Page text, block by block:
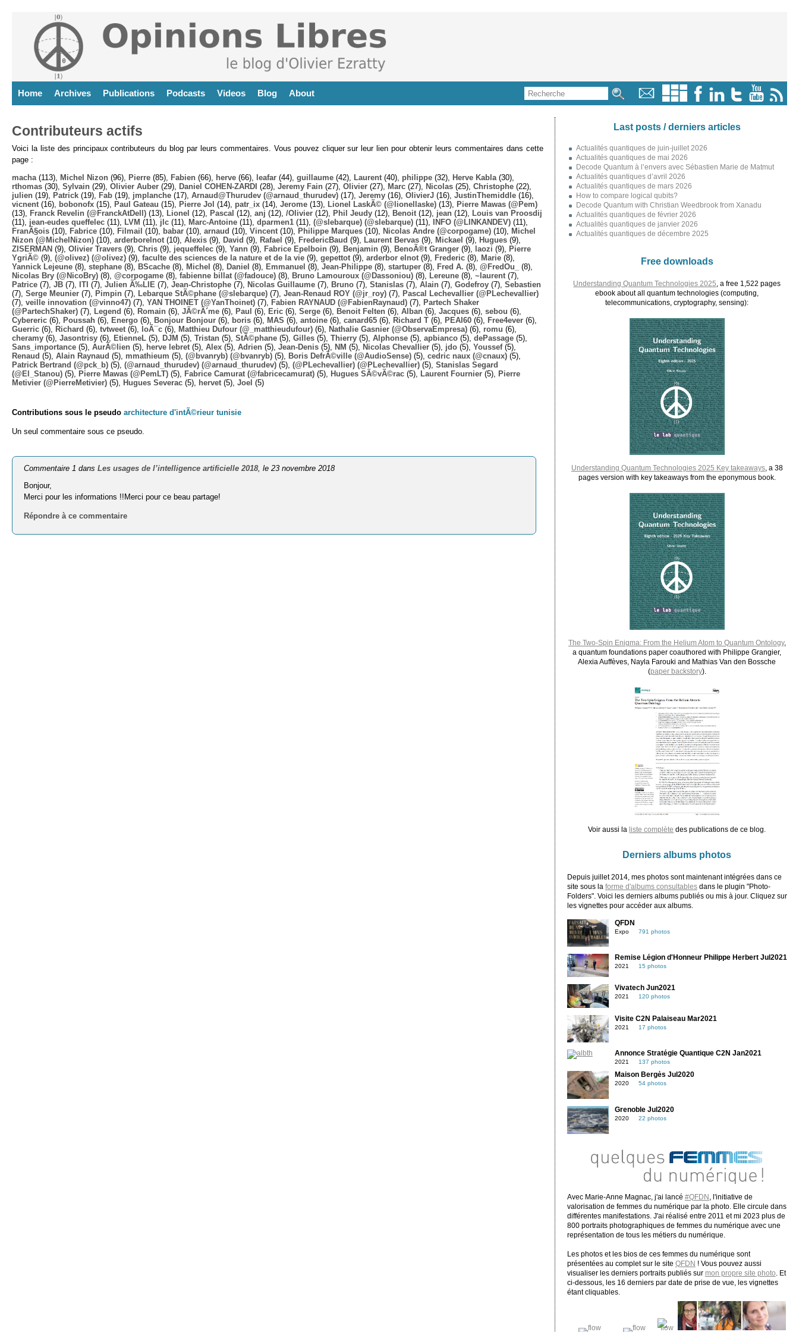
Home Archives Publications Podcasts Videos Blog About
Contributeurs actifs
Voici la liste des principaux contributeurs du blog par leurs commentaires. Vous pouvez cliquer sur leur lien pour obtenir leurs commentaires dans cette
page :
macha (113), Michel Nizon (96), Pierre (85), Fabien (66), herve (66), leafar (44), guillaume (42), Laurent (40), philippe (32), Herve Kabla (30),
rthomas (30), Sylvain (29), Olivier Auber (29), Daniel COHEN-ZARDI (28), Jeremy Fain (27), Olivier (27), Marc (27), Nicolas (25), Christophe (22),
julien (19), Patrick (19), Fab (19), jmplanche (17), Arnaud@Thurudev (@arnaud_thurudev) (17), Jeremy (16), OlivierJ (16), JustinThemiddle (16),
vicnent (16), bobonofx (15), Paul Gateau (15), Pierre Jol (14), patr_ix (14), Jerome (13), Lionel LaskÃ© (@lionellaske) (13),
Pierre Mawas (@Pem)
(13),
Franck Revelin (@FranckAtDell) (13), Lionel (12), Pascal (12), anj (12), /Olivier (12), Phil Jeudy (12), Benoit (12), jean (12),
Louis van Proosdij
(11), jean-eudes queffelec (11), LVM (11), jlc (11), Marc-Antoine (11), dparmen1 (11), (@slebarque) (@slebarque) (11), INFO (@LINKANDEV) (11),
FranÃ§ois (10), Fabrice (10), Filmail (10), babar (10), arnaud (10), Vincent (10), Philippe Marques (10), Nicolas Andre (@corpogame) (10),
Michel
Nizon (@MichelNizon) (10), arderborelnot (10), Alexis (9), David (9), Rafael (9), FredericBaud (9), Laurent Bervas (9), Mickael (9), Hugues (9),
ZISERMAN (9), Olivier Travers (9), Chris (9), jequeffelec (9), Yann (9), Fabrice Epelboin (9), Benjamin (9), BenoÃ®t Granger (9), laozi (9),
Pierre
YgriÃ© (9), (@olivez) (@olivez) (9), faculte des sciences de la nature et de la vie (9), gepettot (9), arderbor elnot (9), Frederic (8), Marie (8),
Yannick Lejeune (8), stephane (8), BScache (8), Michel (8), Daniel (8), Emmanuel (8), Jean-Philippe (8), startuper (8), Fred A. (8), @FredOu_
(8),
Nicolas Bry (@NicoBry) (8), @corpogame (8), fabienne billat (@fadouce) (8), Bruno Lamouroux (@Dassoniou) (8), Lereune (8), ~laurent (7),
Patrice (7), JB (7), ITI (7), Julien Ã‰LIE (7), Jean-Christophe (7), Nicolas Guillaume (7), Bruno (7), Stanislas (7), Alain (7), Godefroy (7), Sebastien
(7), Serge Meunier (7), Pimpin (7), Lebarque StÃ©phane (@slebarque) (7), Jean-Renaud ROY (@jr_roy) (7),
Pascal Lechevallier (@PLechevallier)
(7), veille innovation (@vinno47) (7), YAN THOINET (@YanThoinet) (7), Fabien RAYNAUD (@FabienRaynaud) (7),
Partech Shaker
(@PartechShaker) (7), Legend (6), Romain (6), JÃ©rÃ´me (6), Paul (6), Eric (6), Serge (6), Benoit Felten (6), Alban (6), Jacques (6), sebou (6),
Cybereric (6), Poussah (6), Energo (6), Bonjour Bonjour (6), boris (6), MAS (6), antoine (6), canard65 (6), Richard T (6), PEAI60 (6), Free4ever (6),
Guerric (6), Richard (6), tvtweet (6), loÃ¯c (6), Matthieu Dufour (@_matthieudufour) (6), Nathalie Gasnier (@ObservaEmpresa) (6), romu (6),
cheramy (6), Jasontrisy (6), EtienneL (5), DJM (5), Tristan (5), StÃ©phane (5), Gilles (5), Thierry (5), Alphonse (5), apbianco (5), dePassage (5),
Sans_importance (5), AurÃ©lien (5), herve lebret (5), Alex (5), Adrien (5), Jean-Denis (5), NM (5), Nicolas Chevallier (5), jdo (5), Youssef(5),
Renaud (5), Alain Raynaud (5), mmathieum (5), (@bvanryb) (@bvanryb) (5), Boris DefrÃ©ville (@AudioSense) (5), cedric naux (@cnaux) (5),
Patrick Bertrand (@pck_b) (5), (@arnaud_thurudev) (@arnaud_thurudev) (5), (@PLechevallier) (@PLechevallier) (5), Stanislas Segard
(@El_Stanou) (5), Pierre Mawas (@PemLT) (5), Fabrice Camurat (@fabricecamurat) (5), Hugues SÃ©vÃ©rac (5), Laurent Fournier (5),
Pierre
Metivier (@PierreMetivier) (5), Hugues Severac (5), hervet (5), Joel (5)
Contributions sous le pseudo architecture d'intÃ©rieur tunisie
Un seul commentaire sous ce pseudo.
Commentaire 1 dansLes usages de l’intelligence artificielle 2018, le 23 novembre 2018
Bonjour,
Merci pour les informations !!Merci pour ce beau partage!
Répondre à ce commentaire
Last posts / derniers articles
Actualités quantiques de juin-juillet 2026
Actualités quantiques de mai 2026
Decode Quantum à l’envers avec Sébastien Marie de Matmut
Actualités quantiques d’avril 2026
Actualités quantiques de mars 2026
How to compare logical qubits?
Decode Quantum with Christian Weedbrook from Xanadu
Actualités quantiques de février 2026
Actualités quantiques de janvier 2026
Actualités quantiques de décembre 2025
Free downloads
Understanding Quantum Technologies 2025 , a free 1,522 pages
ebook about all quantum technologies (computing,
telecommunications, cryptography, sensing):
Understanding Quantum Technologies 2025 Key takeaways, a 38
pages version with key takeaways from the eponymous book.
The Two-Spin Enigma: From the Helium Atom to Quantum Ontology,
a quantum foundations paper coauthored with Philippe Grangier,
Alexia Auffèves, Nayla Farouki and Mathias Van den Bossche
(paper backstory).
Voir aussi la liste complète des publications de ce blog.
Derniers albums photos
Depuis juillet 2014, mes photos sont maintenant intégrées dans ce
site sous la forme d'albums consultablesdans le plugin "Photo-
Folders". Voici les derniers albums publiés ou mis à jour. Cliquez sur
les vignettes pour accéder aux albums.
QFDN
Expo 791 photos
Remise Légion d'Honneur Philippe Herbert Jul2021
2021 15 photos
Vivatech Jun2021
2021 120 photos
Visite C2N Palaiseau Mar2021
2021 17 photos
Annonce Stratégie Quantique C2N Jan2021
2021 137 photos
Maison Bergès Jul2020
2020 54 photos
Grenoble Jul2020
2020 22 photos
Avec Marie-Anne Magnac, j'ai lancé #QFDN
, l'initiative de
valorisation de femmes du numérique par la photo. Elle circule dans
différentes manifestations. J'ai réalisé entre 2011 et mi 2023 plus de
800 portraits photographiques de femmes du numérique avec une
représentation de tous les métiers du numérique.
Les photos et les bios de ces femmes du numérique sont
présentées au complet sur le site QFDN ! Vous pouvez aussi
visualiser les derniers portraits publiés sur mon propre site photo . Et
ci-dessous, les 16 derniers par date de prise de vue, les vignettes
étant cliquables.